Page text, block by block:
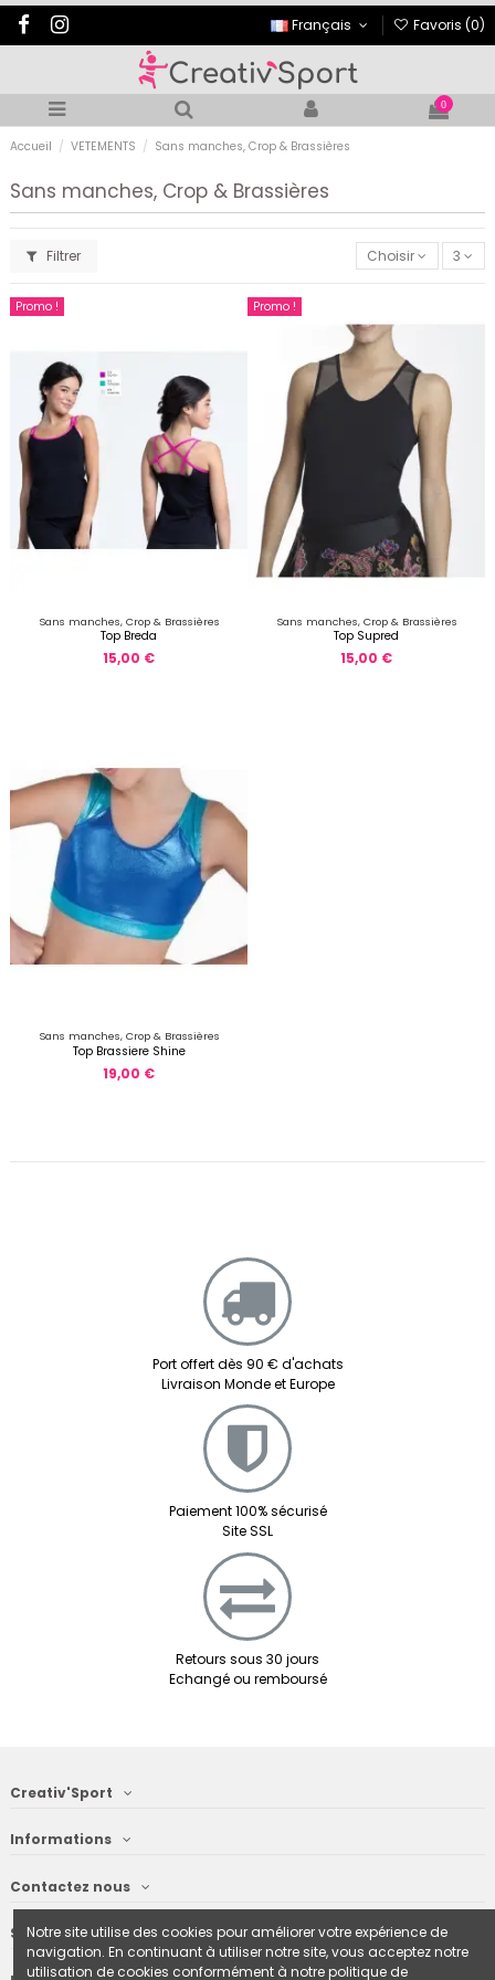
Français Favoris (0)
0
Accueil VETEMENTS Sans manches, Crop & Brassières
Sans manches, Crop & Brassières
Filtrer Choisir 3
Promo !
Sans manches, Crop & Brassières
Top Breda
15,00 €
Promo !
Sans manches, Crop & Brassières
Top Supred
15,00 €
Sans manches, Crop & Brassières
Top Brassiere Shine
19,00 €
Port offert dès 90 € d'achats
Livraison Monde et Europe
Paiement 100% sécurisé
Site SSL
Retours sous 30 jours
Echangé ou remboursé
Creativ'Sport
Informations
Contactez nous
Suivez nous
Notre site utilise des cookies pour améliorer votre expérience de
navigation. En continuant à utiliser notre site, vous acceptez notre
utilisation de cookies conformément à notre politique de